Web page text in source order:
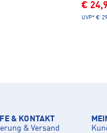
€
UVP* €
& KONTAKT
& Versand